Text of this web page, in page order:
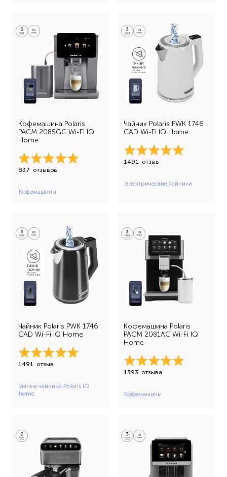
молочная пена (6)
ристретто (7)
флэт уайт (9)
черный чай (2)
эспрессо лунго (4)
эспрессо макиато (13)
Кофемашина Polaris
PACM 2085GC Wi-Fi IQ
Home
837 отзывов
Кофемашины
Чайник Polaris PWK 1746
CAD Wi-Fi IQ Home
1491 отзыв
Электрические чайники
Чайник Polaris PWK 1746
CAD Wi-Fi IQ Home
1491 отзыв
Умные чайники Polaris IQ
home
Кофемашина Polaris
PACM 2081AC Wi-Fi IQ
Home
1393 отзыва
Кофемашины